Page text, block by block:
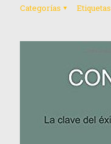
Categorías Etiquetas